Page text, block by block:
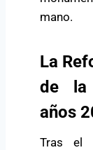
mano.
La
de la
años
Tras el